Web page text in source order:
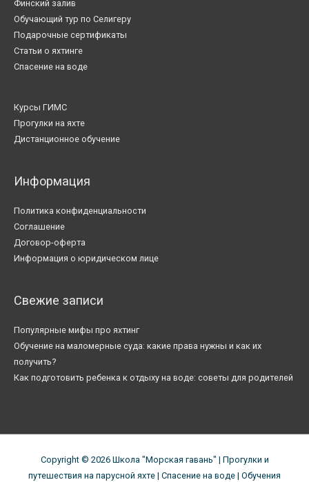
Финский залив
Обучающий тур по Селигеру
Подарочные сертификаты
Статьи о яхтинге
Спасение на воде
Курсы ГИМС
Прогулки на яхте
Дистанционное обучение
Информация
Политика конфиденциальности
Соглашение
Договор-оферта
Информация о юридическом лице
Свежие записи
Популярные мифы про яхтинг
Обучение на маломерные суда: какие права нужны и как их
получить?
Как подготовить ребенка к отдыху на воде: советы для родителей
Copyright © 2026 Школа "Морская гавань" | Прогулки и
путешествия на парусной яхте | Спасение на воде | Обучения